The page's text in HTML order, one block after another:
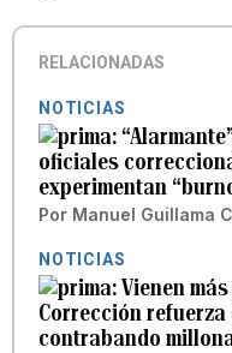
RELACIONADAS
NOTICIAS
oficiales
experimentan
Por Manuel Guillama
NOTICIAS
Vienen
Corrección
contrabando